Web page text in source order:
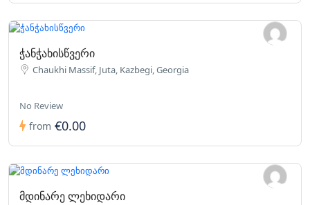
ჭანჭახისწვერი
Chaukhi Massif, Juta, Kazbegi, Georgia
No Review
from €0.00
მდინარე ლეხიდარი